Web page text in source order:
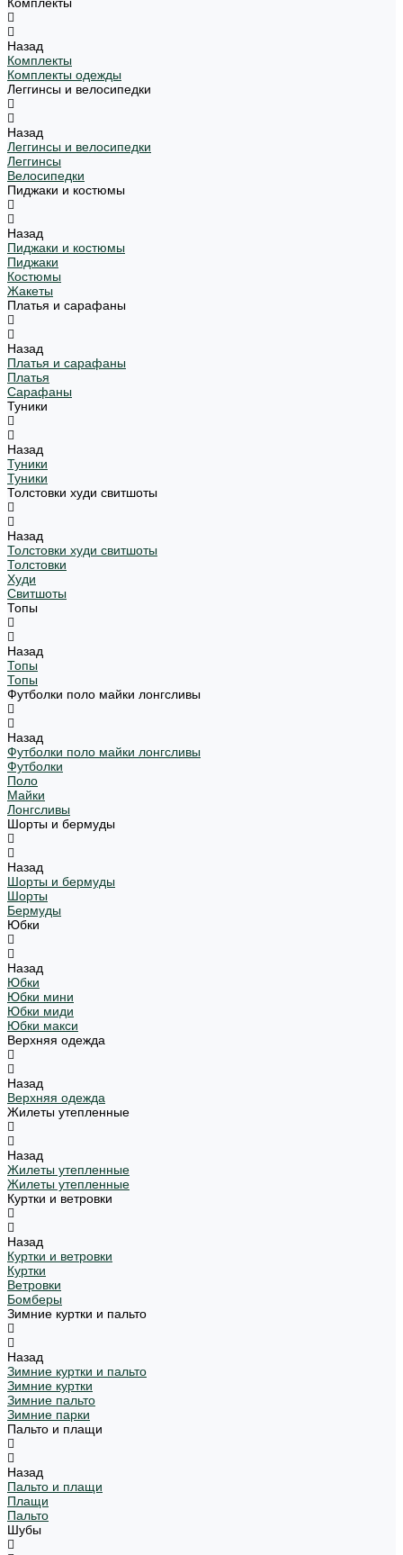
Назад
Комплекты
Комплекты одежды
Леггинсы и велосипедки
Назад
Леггинсы и велосипедки
Леггинсы
Велосипедки
Пиджаки и костюмы
Назад
Пиджаки и костюмы
Пиджаки
Костюмы
Жакеты
Платья и сарафаны
Назад
Платья и сарафаны
Платья
Сарафаны
Туники
Назад
Туники
Туники
Толстовки худи свитшоты
Назад
Толстовки худи свитшоты
Толстовки
Худи
Свитшоты
Топы
Назад
Топы
Топы
Футболки поло майки лонгсливы
Назад
Футболки поло майки лонгсливы
Футболки
Поло
Майки
Лонгсливы
Шорты и бермуды
Назад
Шорты и бермуды
Шорты
Бермуды
Юбки
Назад
Юбки
Юбки мини
Юбки миди
Юбки макси
Верхняя одежда
Назад
Верхняя одежда
Жилеты утепленные
Назад
Жилеты утепленные
Жилеты утепленные
Куртки и ветровки
Назад
Куртки и ветровки
Куртки
Ветровки
Бомберы
Зимние куртки и пальто
Назад
Зимние куртки и пальто
Зимние куртки
Зимние пальто
Зимние парки
Пальто и плащи
Назад
Пальто и плащи
Плащи
Пальто
Шубы